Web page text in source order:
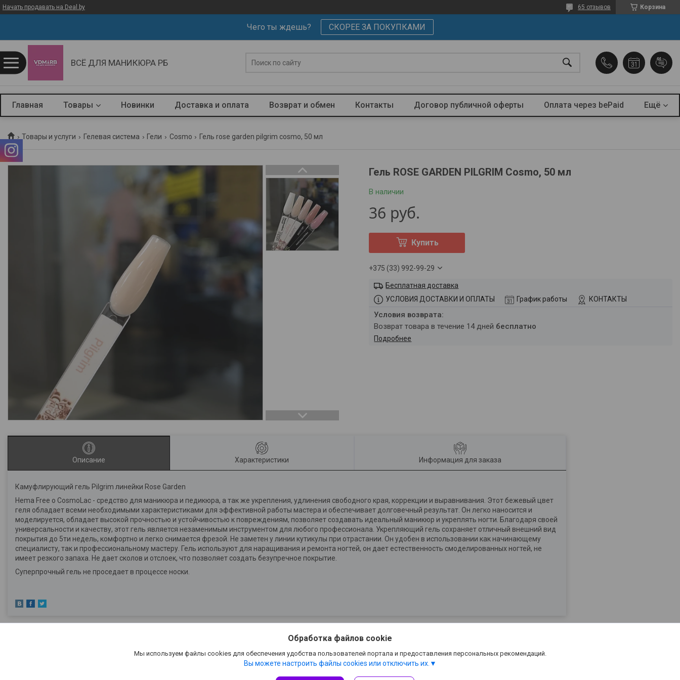
Начать продавать на Deal.by Корзина
65 отзывов
Чего ты ждешь? СКОРЕЕ ЗА ПОКУПКАМИ
ВСЁ ДЛЯ МАНИКЮРА РБ
Главная Товары Новинки Доставка и оплата Возврат и обмен Контакты Договор публичной оферты Оплата через bePaid Ещё
Товары и услуги Гелевая система Гели Cosmo Гель rose garden pilgrim cosmo, 50 мл
Гель ROSE GARDEN PILGRIM Cosmo, 50 мл
В наличии
36 руб.
Купить
+375 (33) 992-99-29
Бесплатная доставка
УСЛОВИЯ ДОСТАВКИ И ОПЛАТЫ
График работы КОНТАКТЫ
возврат товара в течение 14 дней бесплатно
Подробнее
Описание Характеристики Информация для заказа
Камуфлирующий гель Pilgrim линейки Rose Garden
Hema Free o CosmoLac - средство для маникюра и педикюра, а так же укрепления, удлинения свободного края, коррекции и выравнивания. Этот бежевый цвет
геля обладает всеми необходимыми характеристиками для эффективной работы мастера и обеспечивает долговечный результат. Он легко наносится и
моделируется, обладает высокой прочностью и устойчивостью к повреждениям, позволяет создавать идеальный маникюр и укреплять ногти. Благодаря своей
универсальности и качеству, этот гель является незаменимым инструментом для любого профессионала. Укрепляющий гель сохраняет отличный внешний вид
покрытия до 5ти недель, комфортно и легко снимается фрезой. Не заметен у линии кутикулы при отрастании. Он удобен в использовании как начинающему
специалисту, так и профессиональному мастеру. Гель используют для наращивания и ремонта ногтей, он дает естественность смоделированных ногтей, не
имеет резкого запаха. Не дает сколов и отслоек, что позволяет создать безупречное покрытие.
Суперпрочный гель не проседает в процессе носки.
Обработка файлов cookie
Мы используем файлы cookies для обеспечения удобства пользователей портала и предоставления персональных рекомендаций.
Вы можете настроить файлы cookies или отключить их.